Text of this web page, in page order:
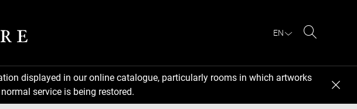
EN
displayed in our online catalogue, particularly rooms in which artworks
service is being restored.